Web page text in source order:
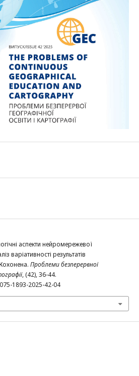
аспекти нейромережевої
варіативності результатів
Проблеми безперервної
, (42), 36-44.
1893-2025-42-04